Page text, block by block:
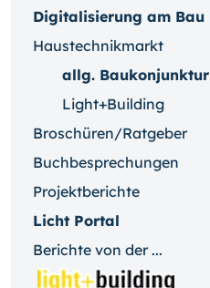
Digitalisierung am Bau
Haustechnikmarkt
allg. Baukonjunktur
Light+Building
Broschüren/Ratgeber
Buchbesprechungen
Projektberichte
Licht Portal
Berichte von der ...